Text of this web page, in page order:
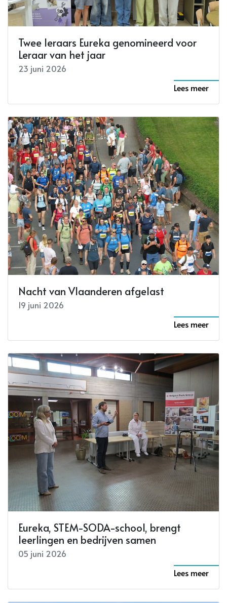
Twee leraars Eureka genomineerd voor
Leraar van het jaar
23 juni 2026
Lees meer
Nacht van Vlaanderen afgelast
19 juni 2026
Lees meer
Eureka, STEM-SODA-school, brengt
leerlingen en bedrijven samen
05 juni 2026
Lees meer